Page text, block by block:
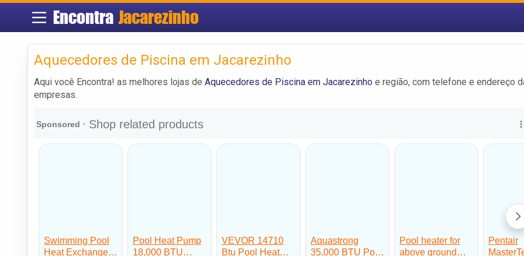
Encontra Jacarezinho
Aquecedores de Piscina em Jacarezinho
Aqui você Encontra! as melhores lojas de Aquecedores de Piscina em Jacarezinho e região, com telefone e endereço
empresas.